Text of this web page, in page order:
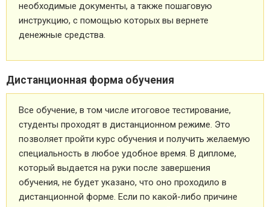
необходимые документы, а также пошаговую
инструкцию, с помощью которых вы вернете
денежные средства.
Дистанционная форма обучения
Все обучение, в том числе итоговое тестирование,
студенты проходят в дистанционном режиме. Это
позволяет пройти курс обучения и получить желаемую
специальность в любое удобное время. В дипломе,
который выдается на руки после завершения
обучения, не будет указано, что оно проходило в
дистанционной форме. Если по какой-либо причине